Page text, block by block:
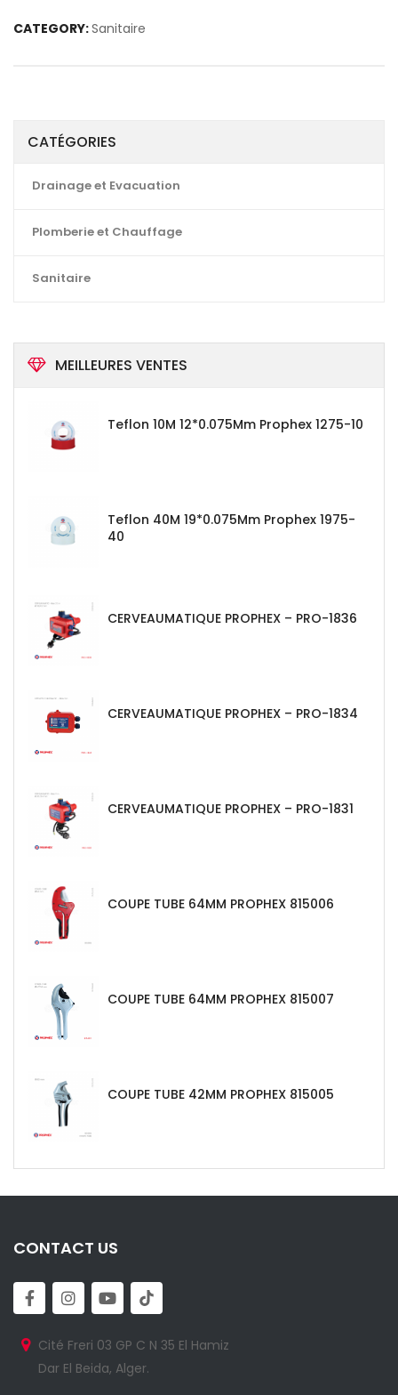
CATÉGORIES
Drainage et Evacuation
Plomberie et Chauffage
Sanitaire
MEILLEURES VENTES
Teflon 10M 12*0.075Mm Prophex 1275-10
Teflon 40M 19*0.075Mm Prophex 1975-
40
CERVEAUMATIQUE PROPHEX – PRO-1836
CERVEAUMATIQUE PROPHEX – PRO-1834
CERVEAUMATIQUE PROPHEX – PRO-1831
COUPE TUBE 64MM PROPHEX 815006
COUPE TUBE 64MM PROPHEX 815007
COUPE TUBE 42MM PROPHEX 815005
CATEGORY:Sanitaire
CONTACT US
Cité Freri 03 GP C N 35 El Hamiz
Dar El Beida, Alger.